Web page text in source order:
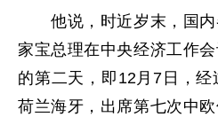
他说，时近岁末， 国
家宝总理在中央经济工作
的第二天，即12月7日，经
荷兰海牙，出席第七次中